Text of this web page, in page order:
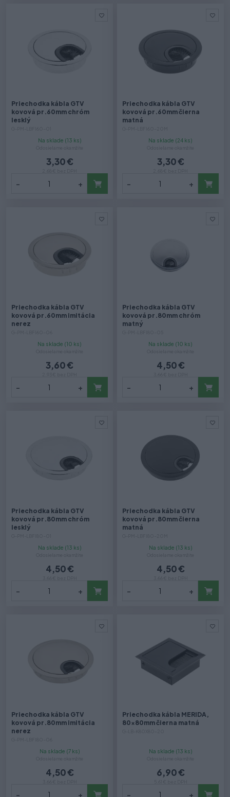
Priechodka kábla GTV
kovová pr.60mm chróm
lesklý
Na sklade (13 ks)
3,30 €
- +
Priechodka kábla GTV
kovová pr.60mm čierna
matná
Na sklade (24 ks)
3,30 €
- +
Priechodka kábla GTV
kovová pr.60mm imitácia
nerez
Na sklade (10 ks)
3,60 €
- +
Priechodka kábla GTV
kovová pr.80mm chróm
matný
Na sklade (10 ks)
4,50 €
- +
Priechodka kábla GTV
kovová pr.80mm chróm
lesklý
Na sklade (13 ks)
4,50 €
- +
Priechodka kábla GTV
kovová pr.80mm čierna
matná
Na sklade (13 ks)
4,50 €
- +
Priechodka kábla GTV
kovová pr.80mm imitácia
nerez
Na sklade (7 ks)
4,50 €
- +
Priechodka kábla MERIDA,
80x80mm čierna matná
Na sklade (13 ks)
6,90 €
- +